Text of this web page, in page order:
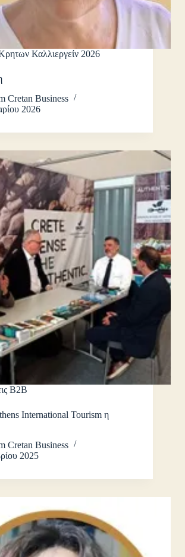
Καλλιεργείν 2026
Cretan Business
2026
B2B
International Tourism η
Cretan Business
2025